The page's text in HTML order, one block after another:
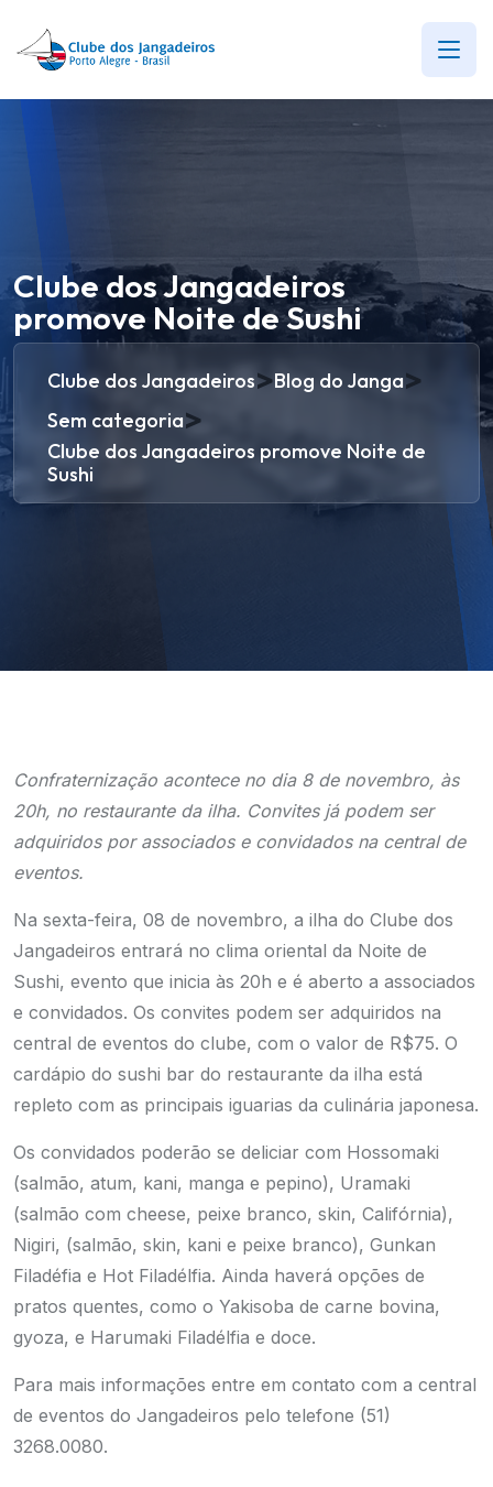
Clube dos Jangadeiros
promove Noite de Sushi
Clube dos Jangadeiros>Blog do Janga>
Sem categoria>
Clube dos Jangadeiros promove Noite de
Sushi
Confraternização acontece no dia 8 de novembro, às
20h, no restaurante da ilha. Convites já podem ser
adquiridos por associados e convidados na central de
eventos.
Na sexta-feira, 08 de novembro, a ilha do Clube dos
Jangadeiros entrará no clima oriental da Noite de
Sushi, evento que inicia às 20h e é aberto a associados
e convidados. Os convites podem ser adquiridos na
central de eventos do clube, com o valor de R$75. O
cardápio do sushi bar do restaurante da ilha está
repleto com as principais iguarias da culinária japonesa.
Os convidados poderão se deliciar com Hossomaki
(salmão, atum, kani, manga e pepino), Uramaki
(salmão com cheese, peixe branco, skin, Califórnia),
Nigiri, (salmão, skin, kani e peixe branco), Gunkan
Filadéfia e Hot Filadélfia. Ainda haverá opções de
pratos quentes, como o Yakisoba de carne bovina,
gyoza, e Harumaki Filadélfia e doce.
Para mais informações entre em contato com a central
de eventos do Jangadeiros pelo telefone (51)
3268.0080.